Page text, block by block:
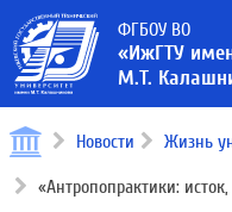
ФГБОУ ВО
«ИжГТУ
М.Т.
Новости Жизнь
«Антропопрактики: